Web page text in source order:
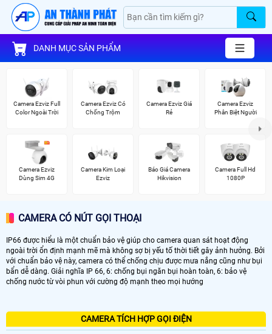
DANH MỤC SẢN PHẨM
Camera Ezviz Full
Color Ngoài Trời
Camera Ezviz Có
Chống Trộm
Camera Ezviz Giá
Rẻ
Camera Ezviz
Phân Biệt Người
Camera Ezviz
Dùng Sim 4G
Camera Kim Loại
Ezviz
Báo Giá Camera
Hikvision
Camera Full Hd
1080P
CAMERA CÓ NÚT GỌI THOẠI
IP66 được hiểu là một chuẩn bảo vệ giúp cho camera quan sát hoạt động
ngoài trời ổn định mạnh mẽ mà không sợ bị yếu tố thời tiết gây ảnh hưởng. Bởi
với chuẩn bảo vệ này, camera có thể chống chịu được mưa nắng cũng như bụi
bẩn dễ dàng. Giải nghĩa IP 66, 6: chống bụi ngăn bụi hoàn toàn, 6: bảo vệ
chống nước từ vòi phun với cường độ mạnh theo mọi hướng
CAMERA TÍCH HỢP GỌI ĐIỆN